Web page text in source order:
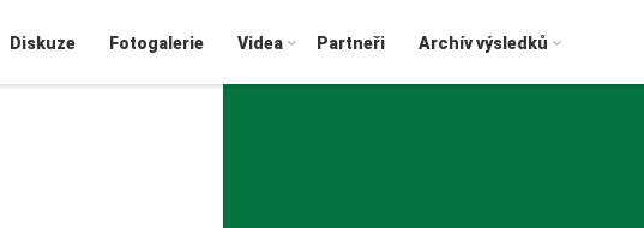
Diskuze Fotogalerie Videa Partneři Archív výsledků